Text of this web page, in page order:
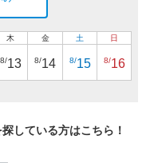
木
8/13
金
8/14
土
8/15
日
8/16
している方はこちら！